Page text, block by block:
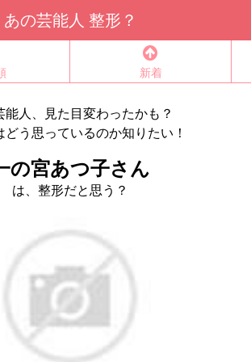
あの芸能人 整形？
新着
能人、見た目変わったかも？
どう思っているのか知りたい！
の宮あつ子さん
は、整形だと思う？